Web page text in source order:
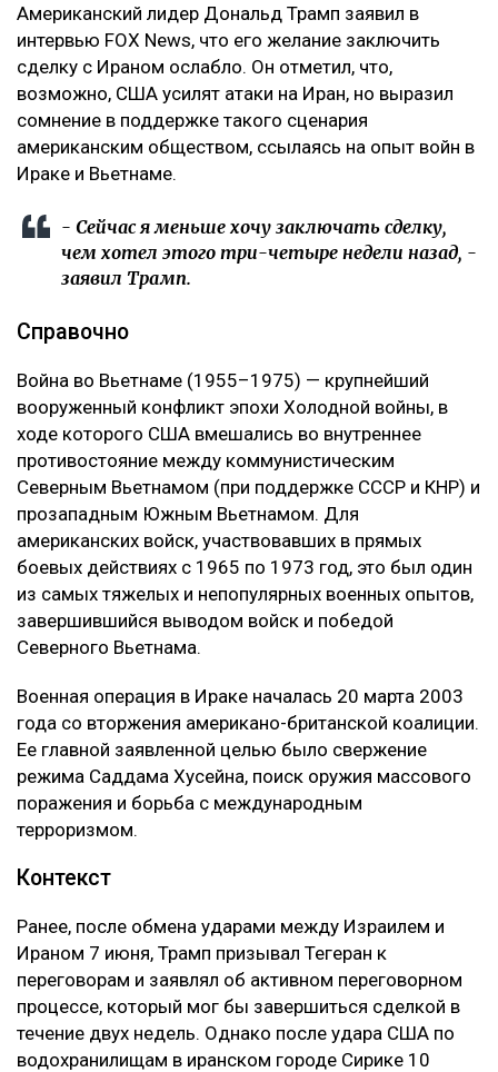
Американский лидер Дональд Трамп заявил в
интервью FOX News, что его желание заключить
сделку с Ираном ослабло. Он отметил, что,
возможно, США усилят атаки на Иран, но выразил
сомнение в поддержке такого сценария
американским обществом, ссылаясь на опыт войн в
Ираке и Вьетнаме.
- Сейчас я меньше хочу заключать сделку,
чем хотел этого три-четыре недели назад, -
заявил Трамп.
Справочно
Война во Вьетнаме (1955–1975) — крупнейший
вооруженный конфликт эпохи Холодной войны, в
ходе которого США вмешались во внутреннее
противостояние между коммунистическим
Северным Вьетнамом (при поддержке СССР и КНР) и
прозападным Южным Вьетнамом. Для
американских войск, участвовавших в прямых
боевых действиях с 1965 по 1973 год, это был один
из самых тяжелых и непопулярных военных опытов,
завершившийся выводом войск и победой
Северного Вьетнама.
Военная операция в Ираке началась 20 марта 2003
года со вторжения американо-британской коалиции.
Ее главной заявленной целью было свержение
режима Саддама Хусейна, поиск оружия массового
поражения и борьба с международным
терроризмом.
Контекст
Ранее, после обмена ударами между Израилем и
Ираном 7 июня, Трамп призывал Тегеран к
переговорам и заявлял об активном переговорном
процессе, который мог бы завершиться сделкой в
течение двух недель. Однако после удара США по
водохранилищам в иранском городе Сирике 10